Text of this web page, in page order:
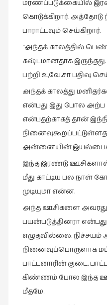
நேர்காணல்
படித்தவை
பயணங்கள்
பரிந்துரை
புகைப்படக்கலை
புத்தக
கண்காட்சி2019
புத்தக
விமர்சனம்
புத்தகக்
காட்சி
தினங்கள்
புனைவுக்குறிப்புகள்
மரணப்படுக்கையில்
கொடுக்கிறார்.
பாராட்டவும் செய்கிறார்.
“அந்தக் காலத்தில்
கஷ்டமானதாக
பற்றி உ,வே.சா பதிவு
அந்தக் காலத்து
என்பது இது போல
என்பதற்காகத் தான்
அன்னையின் இயல்பைக்
இந்த இரண்டு
மீது காட்டிய பல நாள்
முடியுமா என்ன.
அந்த ஊசிகளை
பயன்படுத்தினரா
எழுதவில்லை. நிச்சயம்
நினைவுப்பொருளாக
பாட்டனாரின் குடை.
கிண்ணம் போல இந்த
மீதமே.